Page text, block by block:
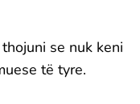
se nuk keni
të tyre.